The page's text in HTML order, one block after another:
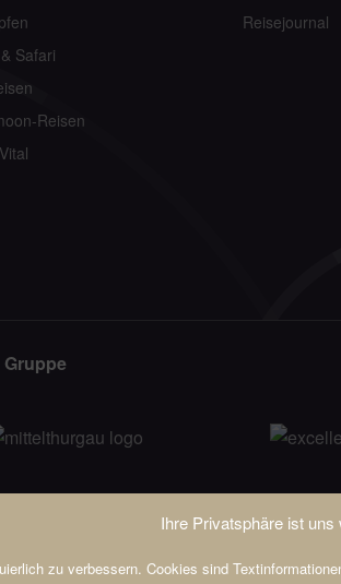
Ihre Privatsphäre ist uns
zu verbessern. Cookies sind
Safari
Reisen
Reisejournal